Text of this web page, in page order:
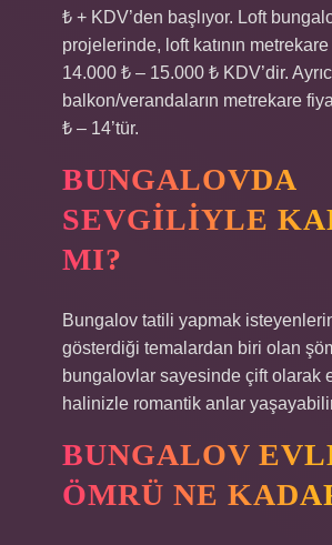
₺ + KDV’den başlıyor. Loft
projelerinde, loft katının metrekare
14.000 ₺ – 15.000 ₺ KDV’dir.
balkon/verandaların metrekare
₺ – 14’tür.
BUNGALOVDA
SEVGILIYLE
MI?
Bungalov tatili yapmak
gösterdiği temalardan biri olan
bungalovlar sayesinde çift olarak
halinizle romantik anlar
BUNGALOV
ÖMRÜ NE